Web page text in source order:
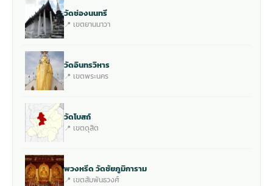
วัดช่องนนทรี
📍 เขตยานนาวา
วัดอินทรวิหาร
📍 เขตพระนคร
วัดโบสถ์
📍 เขตดุสิต
พวงหรีด วัดชัยภูมิการาม
📍 เขตสัมพันธวงศ์